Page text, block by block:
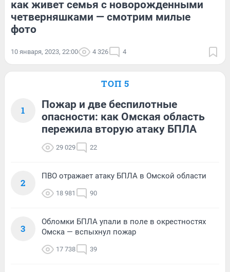
как живет семья с новорожденными
четверняшками — смотрим милые
фото
10 января, 2023, 22:00 4 326 4
ТОП 5
1
Пожар и две беспилотные
опасности: как Омская область
пережила вторую атаку БПЛА
29 029 22
2
ПВО отражает атаку БПЛА в Омской области
18 981 90
3
Обломки БПЛА упали в поле в окрестностях
Омска — вспыхнул пожар
17 738 39